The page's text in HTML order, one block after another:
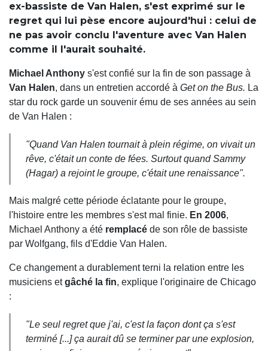
ex-bassiste de Van Halen, s'est exprimé sur le
regret qui lui pèse encore aujourd'hui : celui de
ne pas avoir conclu l'aventure avec Van Halen
comme il l'aurait souhaité.
Michael Anthony s'est confié sur la fin de son passage à
Van Halen, dans un entretien accordé à Get on the Bus. La
star du rock garde un souvenir ému de ses années au sein
de Van Halen :
"Quand Van Halen tournait à plein régime, on vivait un
rêve, c'était un conte de fées. Surtout quand Sammy
(Hagar) a rejoint le groupe, c'était une renaissance".
Mais malgré cette période éclatante pour le groupe,
l'histoire entre les membres s'est mal finie. En 2006,
Michael Anthony a été remplacé de son rôle de bassiste
par Wolfgang, fils d'Eddie Van Halen.
Ce changement a durablement terni la relation entre les
musiciens etgâché la fin, explique l'originaire de Chicago
:
"Le seul regret que j'ai, c'est la façon dont ça s'est
terminé [...] ça aurait dû se terminer par une explosion,